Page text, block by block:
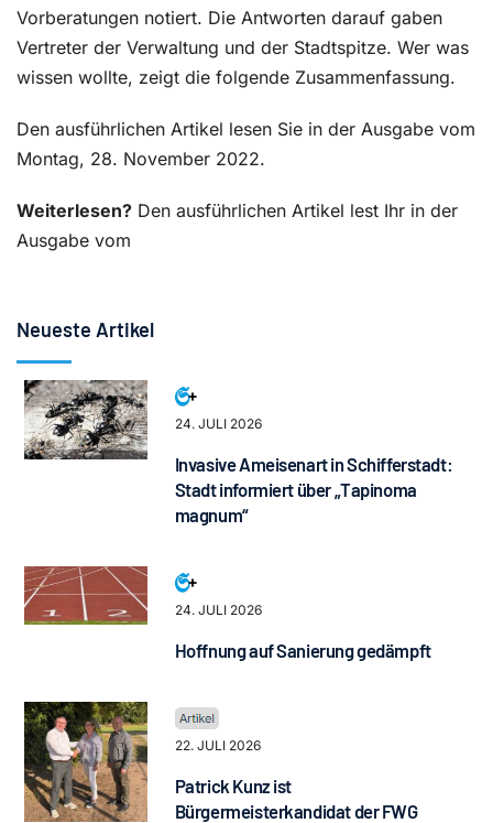
Vorberatungen notiert. Die Antworten darauf gaben
Vertreter der Verwaltung und der Stadtspitze. Wer was
wissen wollte, zeigt die folgende Zusammenfassung.
Den ausführlichen Artikel lesen Sie in der Ausgabe vom
Montag, 28. November 2022.
Weiterlesen? Den ausführlichen Artikel lest Ihr in der
Ausgabe vom
Neueste Artikel
24. JULI 2026
Invasive Ameisenart in Schifferstadt:
Stadt informiert über „Tapinoma
magnum“
24. JULI 2026
Hoffnung auf Sanierung gedämpft
22. JULI 2026
Patrick Kunz ist
Bürgermeisterkandidat der FWG